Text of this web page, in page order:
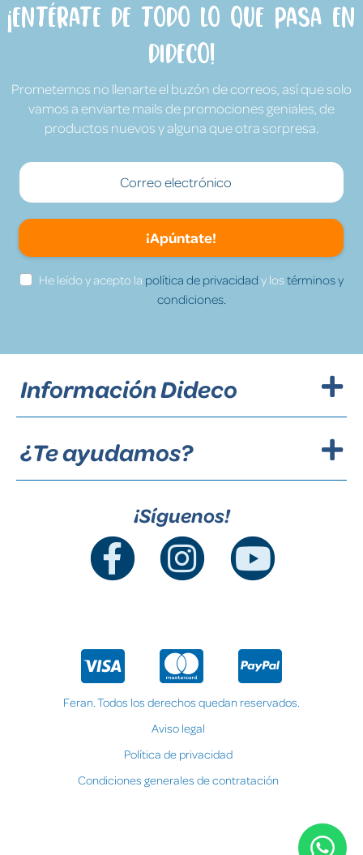
¡Entérate de todo lo que pasa en
Dideco!
Prometemos no llenarte el buzón de correos, así que solo
vamos a enviarte mails de promociones geniales, de
productos nuevos y alguna que otra sorpresa.
¡Apúntate!
He leído y acepto la política de privacidad y lostérminos y
condiciones.
Información Dideco
¿Te ayudamos?
¡Síguenos!
Feran. Todos los derechos quedan reservados.
Aviso legal
Política de privacidad
Condiciones generales de contratación